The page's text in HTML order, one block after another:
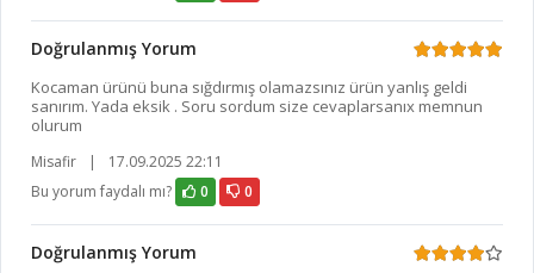
Doğrulanmış Yorum
Kocaman ürünü buna sığdırmış olamazsınız ürün yanlış geldi
sanırım. Yada eksik . Soru sordum size cevaplarsanıx memnun
olurum
Misafir |
17.09.2025 22:11
Bu yorum faydalı mı?
0 0
Doğrulanmış Yorum